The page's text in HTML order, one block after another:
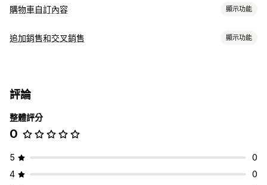
購物車自訂內容 顯示功能
購物車顯示畫面
買更多，省更多
自訂結帳頁面
捐款
追加銷售和交叉銷售 顯示功能
免費贈品
評論
整體評分
0
5
0
4
0